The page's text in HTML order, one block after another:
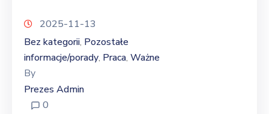
2025-11-13
Bez kategorii‚ Pozostałe
informacje/porady‚ Praca‚ Ważne
By
Prezes Admin
0